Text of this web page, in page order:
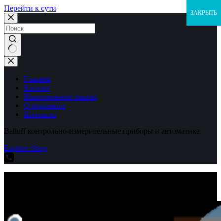
Перейти к сути
Ничего
не
найденоГлавная
Каталог
Выполненные заказы
О компании
Контакты
Balluff контрольно-измерительные приборы и автоматика
Explore Shop
ЗАКРЫТЬ